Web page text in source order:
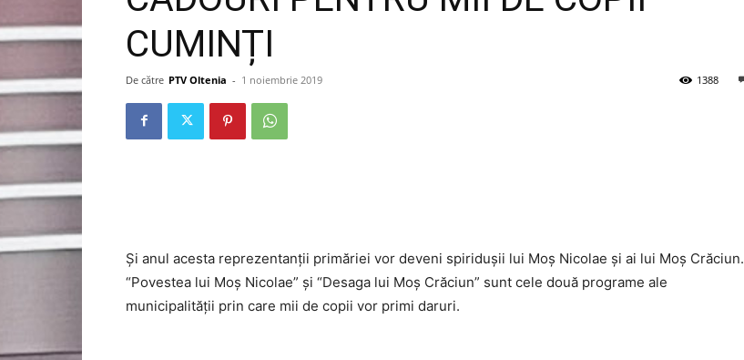
CUMINȚI
De către PTV Oltenia - 1 noiembrie 2019 1388
Și anul acesta reprezentanții primăriei vor deveni spiridușii lui Moș Nicolae și ai lui Moș Crăciun.
“Povestea lui Moș Nicolae” și “Desaga lui Moș Crăciun” sunt cele două programe ale
municipalității prin care mii de copii vor primi daruri.